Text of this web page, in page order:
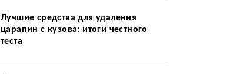
Лучшие средства для удаления
царапин с кузова: итоги честного
теста